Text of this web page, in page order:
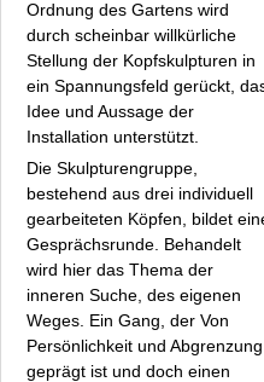
Martin Kürschner
Freia Leonhard
Fiona Léus
Manuela Liszewski
Arkad Mandrisch
Thomas Neumaier
Devora Neumark
Oellers bis Zeidler
Fakten
Datenschutz
Impressum
Ordnung des Gartens wird
durch scheinbar willkürliche
Stellung der Kopfskulpturen in
ein Spannungsfeld gerückt,
Idee und Aussage der
Installation unterstützt.
Die Skulpturengruppe,
bestehend aus drei individuell
gearbeiteten Köpfen, bildet
Gesprächsrunde. Behandelt
wird hier das Thema der
inneren Suche, des eigenen
Weges. Ein Gang, der Von
Persönlichkeit und Abgrenzung
geprägt ist und doch einen